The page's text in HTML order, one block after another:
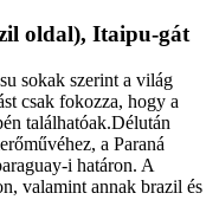
oldal), Itaipu-gát
sokak szerint a világ
csak fokozza, hogy a
találhatóak.Délután
a Paraná
i határon. A
valamint annak brazil és